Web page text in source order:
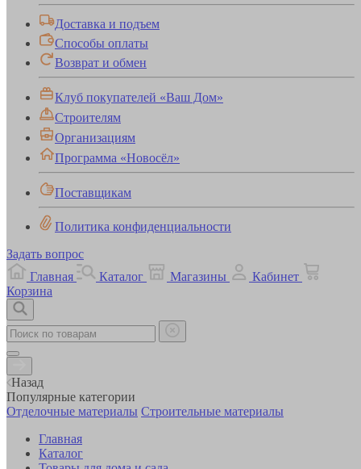
Доставка и подъем
Способы оплаты
Возврат и обмен
Клуб покупателей «Ваш Дом»
Строителям
Организациям
Программа «Новосёл»
Поставщикам
Политика конфиденциальности
Задать вопрос
Главная
Каталог Магазины
Кабинет
Корзина
Назад
Популярные категории
Отделочные материалы Строительные материалы
Главная
Каталог